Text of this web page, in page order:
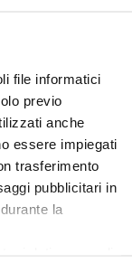
file informatici
previo
anche
essere impiegati
trasferimento
pubblicitari in
la